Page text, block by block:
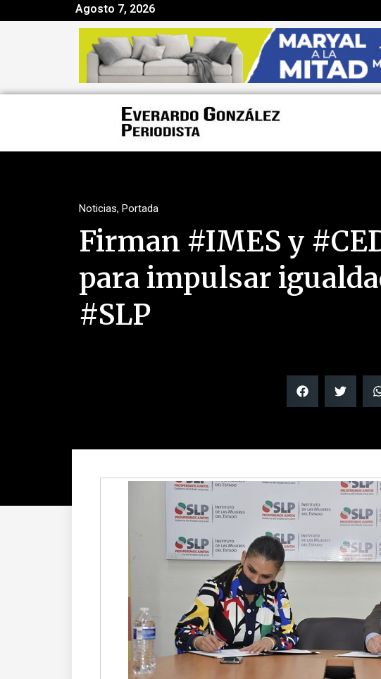
Agosto 7, 2026
Noticias, Portada
Firman #IMES y
para impulsar
#SLP